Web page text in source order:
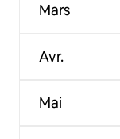
Mars
Avr.
Mai